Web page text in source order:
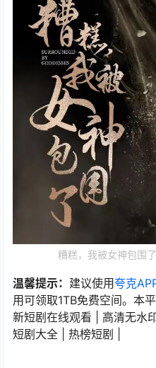
糟糕，我被女神包围
温馨提示： 建议使用夸克
用可领取1TB免费空间。本
新短剧在线观看 | 高清无水
短剧大全 | 热榜短剧 |